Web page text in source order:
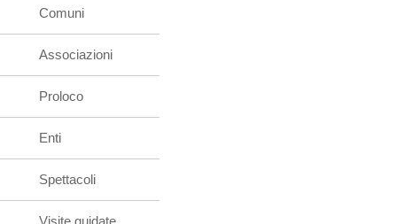
Comuni
Associazioni
Proloco
Enti
Spettacoli
Visite guidate